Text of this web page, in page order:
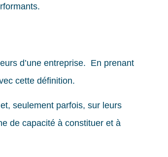
d’une entreprise. En prenant
cette définition.
seulement parfois, sur leurs
de capacité à constituer et à